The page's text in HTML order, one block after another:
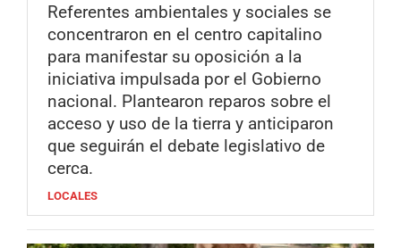
Referentes ambientales y sociales se
concentraron en el centro capitalino
para manifestar su oposición a la
iniciativa impulsada por el Gobierno
nacional. Plantearon reparos sobre el
acceso y uso de la tierra y anticiparon
que seguirán el debate legislativo de
cerca.
LOCALES